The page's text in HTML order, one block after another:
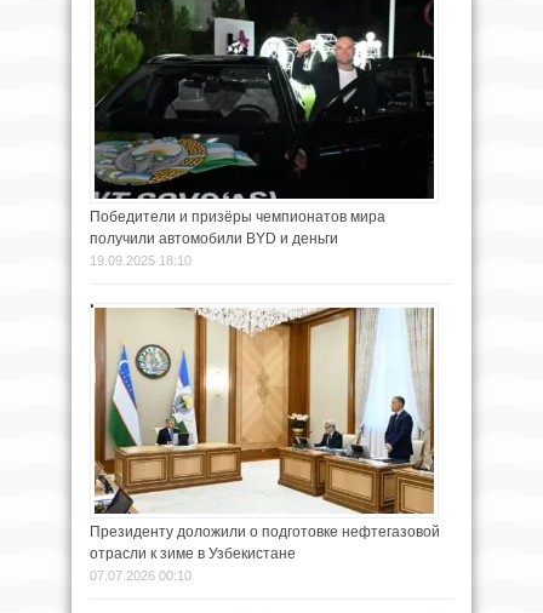
Победители и призёры чемпионатов мира
получили автомобили BYD и деньги
19.09.2025 18:10
Президенту доложили о подготовке нефтегазовой
отрасли к зиме в Узбекистане
07.07.2026 00:10